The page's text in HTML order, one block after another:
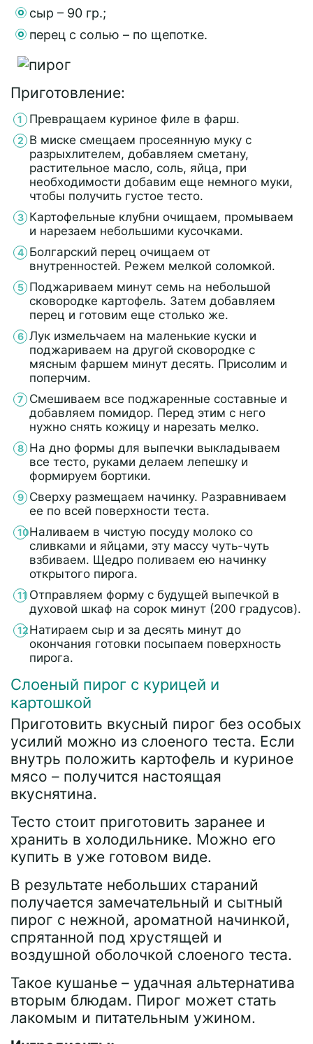
сыр – 90 гр.;
перец с солью – по щепотке.
Приготовление:
Превращаем куриное филе в фарш.
В миске смещаем просеянную муку с
разрыхлителем, добавляем сметану,
растительное масло, соль, яйца, при
необходимости добавим еще немного муки,
чтобы получить густое тесто.
Картофельные клубни очищаем, промываем
и нарезаем небольшими кусочками.
Болгарский перец очищаем от
внутренностей. Режем мелкой соломкой.
Поджариваем минут семь на небольшой
сковородке картофель. Затем добавляем
перец и готовим еще столько же.
Лук измельчаем на маленькие куски и
поджариваем на другой сковородке с
мясным фаршем минут десять. Присолим и
поперчим.
Смешиваем все поджаренные составные и
добавляем помидор. Перед этим с него
нужно снять кожицу и нарезать мелко.
На дно формы для выпечки выкладываем
все тесто, руками делаем лепешку и
формируем бортики.
Сверху размещаем начинку. Разравниваем
ее по всей поверхности теста.
Наливаем в чистую посуду молоко со
сливками и яйцами, эту массу чуть-чуть
взбиваем. Щедро поливаем ею начинку
открытого пирога.
Отправляем форму с будущей выпечкой в
духовой шкаф на сорок минут (200 градусов).
Натираем сыр и за десять минут до
окончания готовки посыпаем поверхность
пирога.
Слоеный пирог с курицей и
картошкой
Приготовить вкусный пирог без особых
усилий можно из слоеного теста. Если
внутрь положить картофель и куриное
мясо – получится настоящая
вкуснятина.
Тесто стоит приготовить заранее и
хранить в холодильнике. Можно его
купить в уже готовом виде.
В результате небольших стараний
получается замечательный и сытный
пирог с нежной, ароматной начинкой,
спрятанной под хрустящей и
воздушной оболочкой слоеного теста.
Такое кушанье – удачная альтернатива
вторым блюдам. Пирог может стать
лакомым и питательным ужином.